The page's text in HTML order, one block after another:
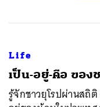
Life
เป็น-อยู่-คือ ของ
รู้จักชาวยุโรปผ่านสถิ